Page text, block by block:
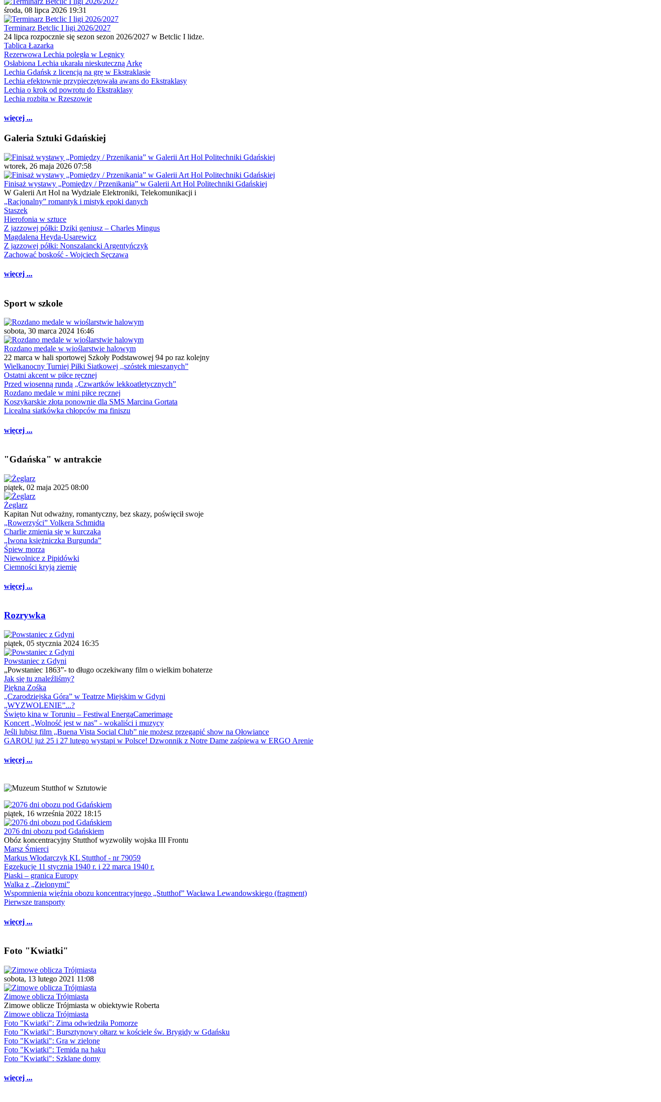
środa, 08 lipca 2026 19:31
Terminarz Betclic I ligi 2026/2027
24 lipca rozpocznie się sezon sezon 2026/2027 w Betclic I lidze.
Tablica Łazarka
Rezerwowa Lechia poległa w Legnicy
Osłabiona Lechia ukarała nieskuteczną Arkę
Lechia Gdańsk z licencją na grę w Ekstraklasie
Lechia efektownie przypieczętowała awans do Ekstraklasy
Lechia o krok od powrotu do Ekstraklasy
Lechia rozbita w Rzeszowie
więcej ...
Galeria Sztuki Gdańskiej
wtorek, 26 maja 2026 07:58
Finisaż wystawy „Pomiędzy / Przenikania” w Galerii Art Hol Politechniki Gdańskiej
W Galerii Art Hol na Wydziale Elektroniki, Telekomunikacji i
„Racjonalny” romantyk i mistyk epoki danych
Staszek
Hierofonia w sztuce
Z jazzowej półki: Dziki geniusz – Charles Mingus
Magdalena Heyda-Usarewicz
Z jazzowej półki: Nonszalancki Argentyńczyk
Zachować boskość - Wojciech Sęczawa
więcej ...
Sport w szkole
sobota, 30 marca 2024 16:46
Rozdano medale w wioślarstwie halowym
22 marca w hali sportowej Szkoły Podstawowej 94 po raz kolejny
Wielkanocny Turniej Piłki Siatkowej ,,szóstek mieszanych”
Ostatni akcent w piłce ręcznej
Przed wiosenną rundą „Czwartków lekkoatletycznych”
Rozdano medale w mini piłce ręcznej
Koszykarskie złota ponownie dla SMS Marcina Gortata
Licealna siatkówka chłopców ma finiszu
więcej ...
"Gdańska" w antrakcie
piątek, 02 maja 2025 08:00
Żeglarz
Kapitan Nut odważny, romantyczny, bez skazy, poświęcił swoje
„Rowerzyści” Volkera Schmidta
Charlie zmienia się w kurczaka
„Iwona księżniczka Burgunda”
Śpiew morza
Niewolnice z Pipidówki
Ciemności kryją ziemię
więcej ...
Rozrywka
piątek, 05 stycznia 2024 16:35
Powstaniec z Gdyni
„Powstaniec 1863”- to długo oczekiwany film o wielkim bohaterze
Jak się tu znaleźliśmy?
Piękna Zośka
„Czarodziejska Góra” w Teatrze Miejskim w Gdyni
„WYZWOLENIE”...?
Święto kina w Toruniu – Festiwal EnergaCamerimage
Koncert „Wolność jest w nas” - wokaliści i muzycy
Jeśli lubisz film „Buena Vista Social Club” nie możesz przegapić show na Ołowiance
GAROU już 25 i 27 lutego wystąpi w Polsce! Dzwonnik z Notre Dame zaśpiewa w ERGO Arenie
więcej ...
piątek, 16 września 2022 18:15
2076 dni obozu pod Gdańskiem
Obóz koncentracyjny Stutthof wyzwoliły wojska III Frontu
Marsz Śmierci
Markus Włodarczyk KL Stutthof - nr 79059
Egzekucje 11 stycznia 1940 r. i 22 marca 1940 r.
Piaski – granica Europy
Walka z „Zielonymi”
Wspomnienia więźnia obozu koncentracyjnego „Stutthof” Wacława Lewandowskiego (fragment)
Pierwsze transporty
więcej ...
Foto "Kwiatki"
sobota, 13 lutego 2021 11:08
Zimowe oblicza Trójmiasta
Zimowe oblicze Trójmiasta w obiektywie Roberta
Zimowe oblicza Trójmiasta
Foto "Kwiatki": Zima odwiedziła Pomorze
Foto "Kwiatki": Bursztynowy ołtarz w kościele św. Brygidy w Gdańsku
Foto "Kwiatki": Gra w zielone
Foto "Kwiatki": Temida na haku
Foto "Kwiatki": Szklane domy
więcej ...